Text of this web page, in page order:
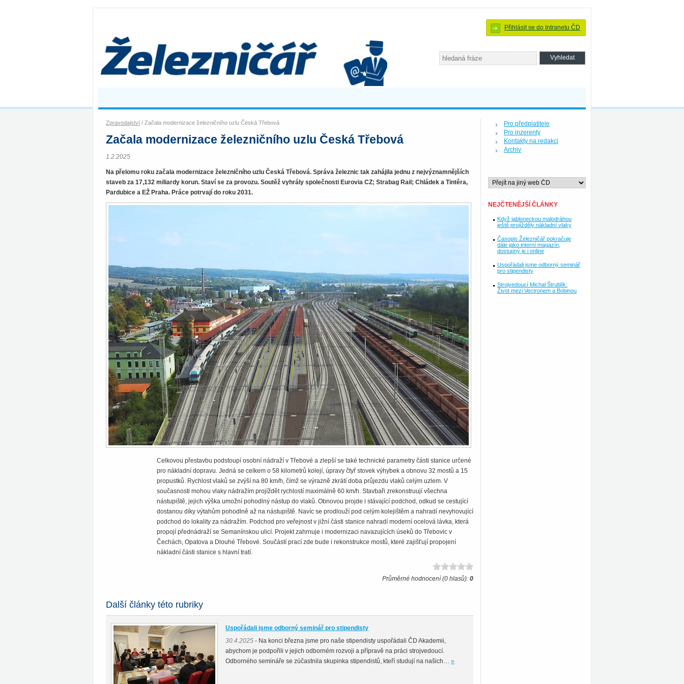
Přihlásit se do Intranetu ČD
Zpravodajství / Začala modernizace železničního uzlu Česká Třebová
Začala modernizace železničního uzlu Česká Třebová
1.2.2025
Na přelomu roku začala modernizace železničního uzlu Česká Třebová. Správa železnic tak zahájila jednu z nejvýznamnějších
staveb za 17,132 miliardy korun. Staví se za provozu. Soutěž vyhrály společnosti Eurovia CZ; Strabag Rail; Chládek a Tintěra,
Pardubice a EŽ Praha. Práce potrvají do roku 2031.
Celkovou přestavbu podstoupí osobní nádraží v Třebové a zlepší se také technické parametry části stanice určené
pro nákladní dopravu. Jedná se celkem o 58 kilometrů kolejí, úpravy čtyř stovek výhybek a obnovu 32 mostů a 15
propustků. Rychlost vlaků se zvýší na 80 km/h, čímž se výrazně zkrátí doba průjezdu vlaků celým uzlem. V
současnosti mohou vlaky nádražím projíždět rychlostí maximálně 60 km/h. Stavbaři zrekonstruují všechna
nástupiště, jejich výška umožní pohodlný nástup do vlaků. Obnovou projde i stávající podchod, odkud se cestující
dostanou díky výtahům pohodlně až na nástupiště. Navíc se prodlouží pod celým kolejištěm a nahradí nevyhovující
podchod do lokality za nádražím. Podchod pro veřejnost v jižní části stanice nahradí moderní ocelová lávka, která
propojí přednádraží se Semanínskou ulicí. Projekt zahrnuje i modernizaci navazujících úseků do Třebovic v
Čechách, Opatova a Dlouhé Třebové. Součástí prací zde bude i rekonstrukce mostů, které zajišťují propojení
nákladní části stanice s hlavní tratí.
Průměrné hodnocení (0 hlasů): 0
Další články této rubriky
Uspořádali jsme odborný seminář pro stipendisty
30.4.2025 - Na konci března jsme pro naše stipendisty uspořádali ČD Akademii,
abychom je podpořili v jejich odborném rozvoji a přípravě na práci strojvedoucí.
Odborného semináře se zúčastnila skupinka stipendistů, kteří studují na našich… »
Pro předplatitele
Pro inzerenty
Kontakty na redakci
Archiv
NEJČTENĚJŠÍ ČLÁNKY
Když jabloneckou malodráhou
ještě projížděly nákladní vlaky
Časopis Železničář pokračuje
dále jako interní magazín,
dostupný je i online
Uspořádali jsme odborný seminář
pro stipendisty
Strojvedoucí Michal Štrublík:
Život mezi Vectronem a Bobinou